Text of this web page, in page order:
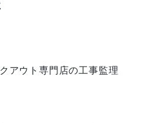
アウト専門店の工事監理